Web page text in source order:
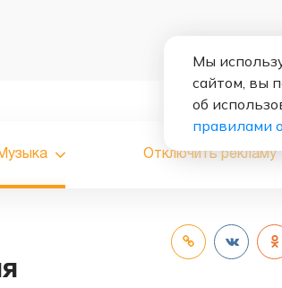
Отключить рекламу
Мы
сайтом, вы
об
правилами